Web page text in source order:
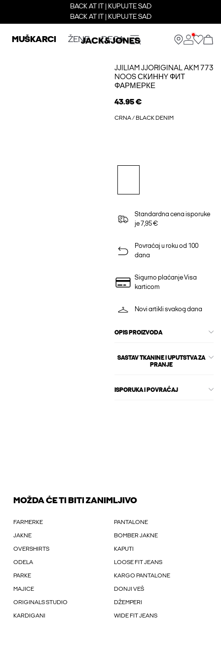
BACK AT IT | KUPUJTE SAD
BACK AT IT | KUPUJTE SAD
MUŠKARCI ŽENE DECA
JJILIAM JJORIGINAL AKM 773
NOOS СКИННY ФИТ
ФАРМЕРКЕ
43.95 €
CRNA / BLACK DENIM
Standardna cena isporuke
je 7,95 €
Povraćaj u roku od 100
dana
Sigurno plaćanje Visa
karticom
Novi artikli svakog dana
OPIS PROIZVODA
SASTAV TKANINE I UPUTSTVA ZA
PRANJE
ISPORUKA I POVRAĆAJ
MOŽDA ĆE TI BITI ZANIMLJIVO
FARMERKE PANTALONE
JAKNE BOMBER JAKNE
OVERSHIRTS KAPUTI
ODELA LOOSE FIT JEANS
PARKE KARGO PANTALONE
MAJICE DONJI VEŠ
ORIGINALS STUDIO DŽEMPERI
KARDIGANI WIDE FIT JEANS